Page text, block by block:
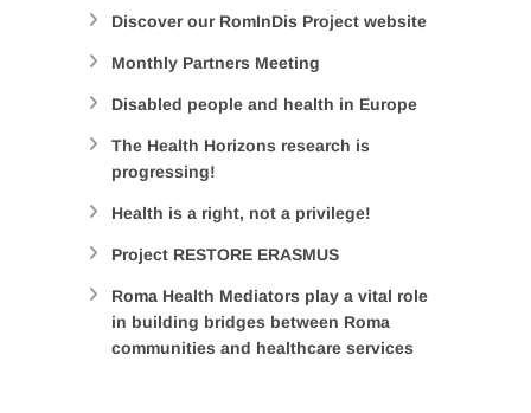
Discover our RomInDis Project website
Monthly Partners Meeting
Disabled people and health in Europe
The Health Horizons research is
progressing!
Health is a right, not a privilege!
Project RESTORE ERASMUS
Roma Health Mediators play a vital role
in building bridges between Roma
communities and healthcare services